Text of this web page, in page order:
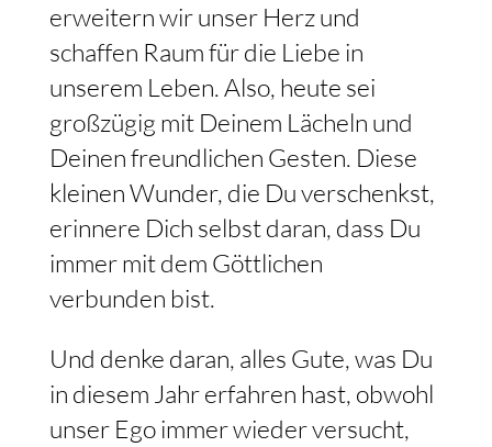
erweitern wir unser Herz und
schaffen Raum für die Liebe in
unserem Leben. Also, heute sei
großzügig mit Deinem Lächeln und
Deinen freundlichen Gesten. Diese
kleinen Wunder, die Du verschenkst,
erinnere Dich selbst daran, dass Du
immer mit dem Göttlichen
verbunden bist.
Und denke daran, alles Gute, was Du
in diesem Jahr erfahren hast, obwohl
unser Ego immer wieder versucht,